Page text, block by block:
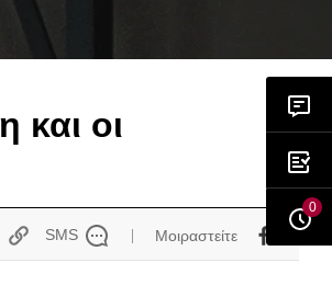
και οι
SMS Μοιραστείτε
0